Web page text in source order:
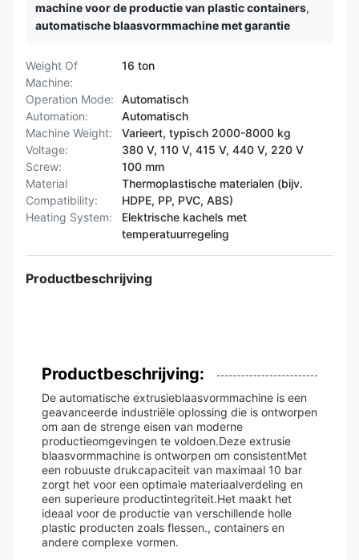
machine voor de productie van plastic containers,
automatische blaasvormmachine met garantie
Weight Of
Machine:
16 ton
Operation Mode:
Automatisch
Automation:
Automatisch
Machine Weight:
Varieert, typisch 2000-8000 kg
Voltage:
380 V, 110 V, 415 V, 440 V, 220 V
Screw:
100 mm
Material
Compatibility:
Thermoplastische materialen (bijv.
HDPE, PP, PVC, ABS)
Heating System:
Elektrische kachels met
temperatuurregeling
Productbeschrijving
Productbeschrijving:
De automatische extrusieblaasvormmachine is een
geavanceerde industriële oplossing die is ontworpen
om aan de strenge eisen van moderne
productieomgevingen te voldoen.Deze extrusie
blaasvormmachine is ontworpen om consistentMet
een robuuste drukcapaciteit van maximaal 10 bar
zorgt het voor een optimale materiaalverdeling en
een superieure productintegriteit.Het maakt het
ideaal voor de productie van verschillende holle
plastic producten zoals flessen., containers en
andere complexe vormen.